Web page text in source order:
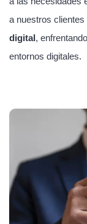
a nuestros clientes
digital,
entornos digitales.